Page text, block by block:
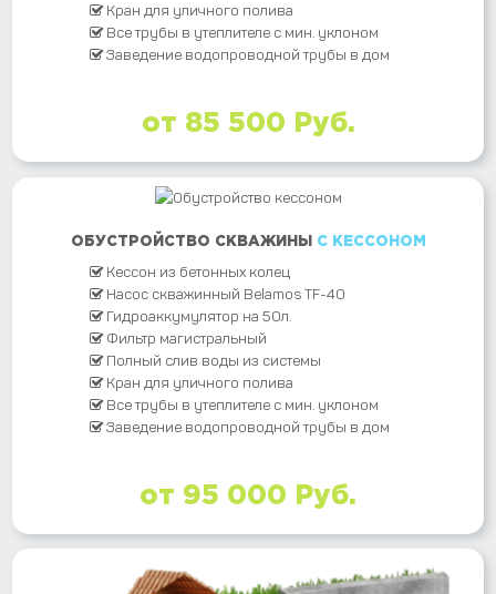
Кран для уличного полива
Все трубы в утеплителе с мин. уклоном
Заведение водопроводной трубы в дом
от 85 500 Руб.
ОБУСТРОЙСТВО СКВАЖИНЫ С КЕССОНОМ
Кессон из бетонных колец
Насос скважинный Belamos TF-40
Гидроаккумулятор на 50л.
Фильтр магистральный
Полный слив воды из системы
Кран для уличного полива
Все трубы в утеплителе с мин. уклоном
Заведение водопроводной трубы в дом
от 95 000 Руб.